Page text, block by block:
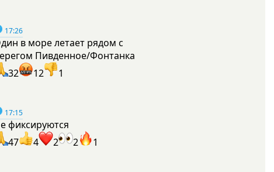
17:26
в море летает рядом с
Пивденное/Фонтанка
32
12 1
17:15
фиксируются
47
4 2 2 1